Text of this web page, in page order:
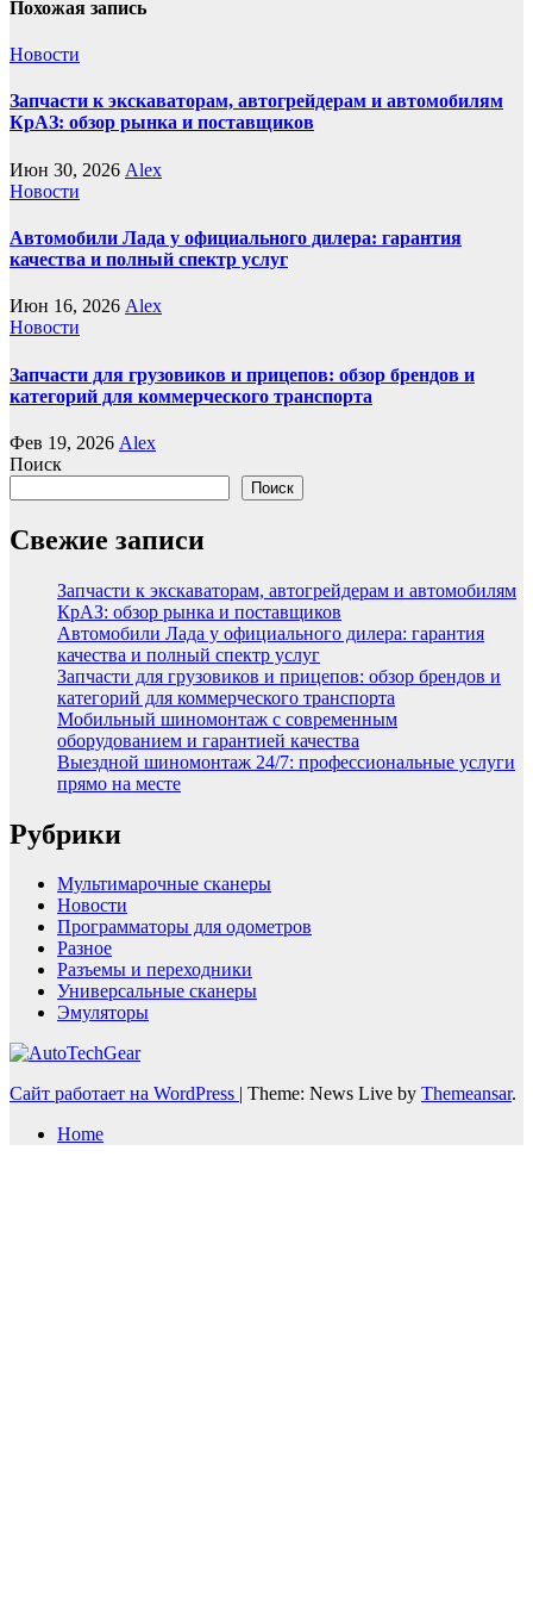
Похожая запись
Новости
Запчасти к экскаваторам, автогрейдерам и автомобилям
КрАЗ: обзор рынка и поставщиков
Июн 30, 2026 Alex
Новости
Автомобили Лада у официального дилера: гарантия
качества и полный спектр услуг
Июн 16, 2026 Alex
Новости
Запчасти для грузовиков и прицепов: обзор брендов и
категорий для коммерческого транспорта
Фев 19, 2026 Alex
Поиск
Поиск
Свежие записи
Запчасти к экскаваторам, автогрейдерам и автомобилям
КрАЗ: обзор рынка и поставщиков
Автомобили Лада у официального дилера: гарантия
качества и полный спектр услуг
Запчасти для грузовиков и прицепов: обзор брендов и
категорий для коммерческого транспорта
Мобильный шиномонтаж с современным
оборудованием и гарантией качества
Выездной шиномонтаж 24/7: профессиональные услуги
прямо на месте
Рубрики
Мультимарочные сканеры
Новости
Программаторы для одометров
Разное
Разъемы и переходники
Универсальные сканеры
Эмуляторы
Сайт работает на WordPress | Theme: News Live by Themeansar.
Home